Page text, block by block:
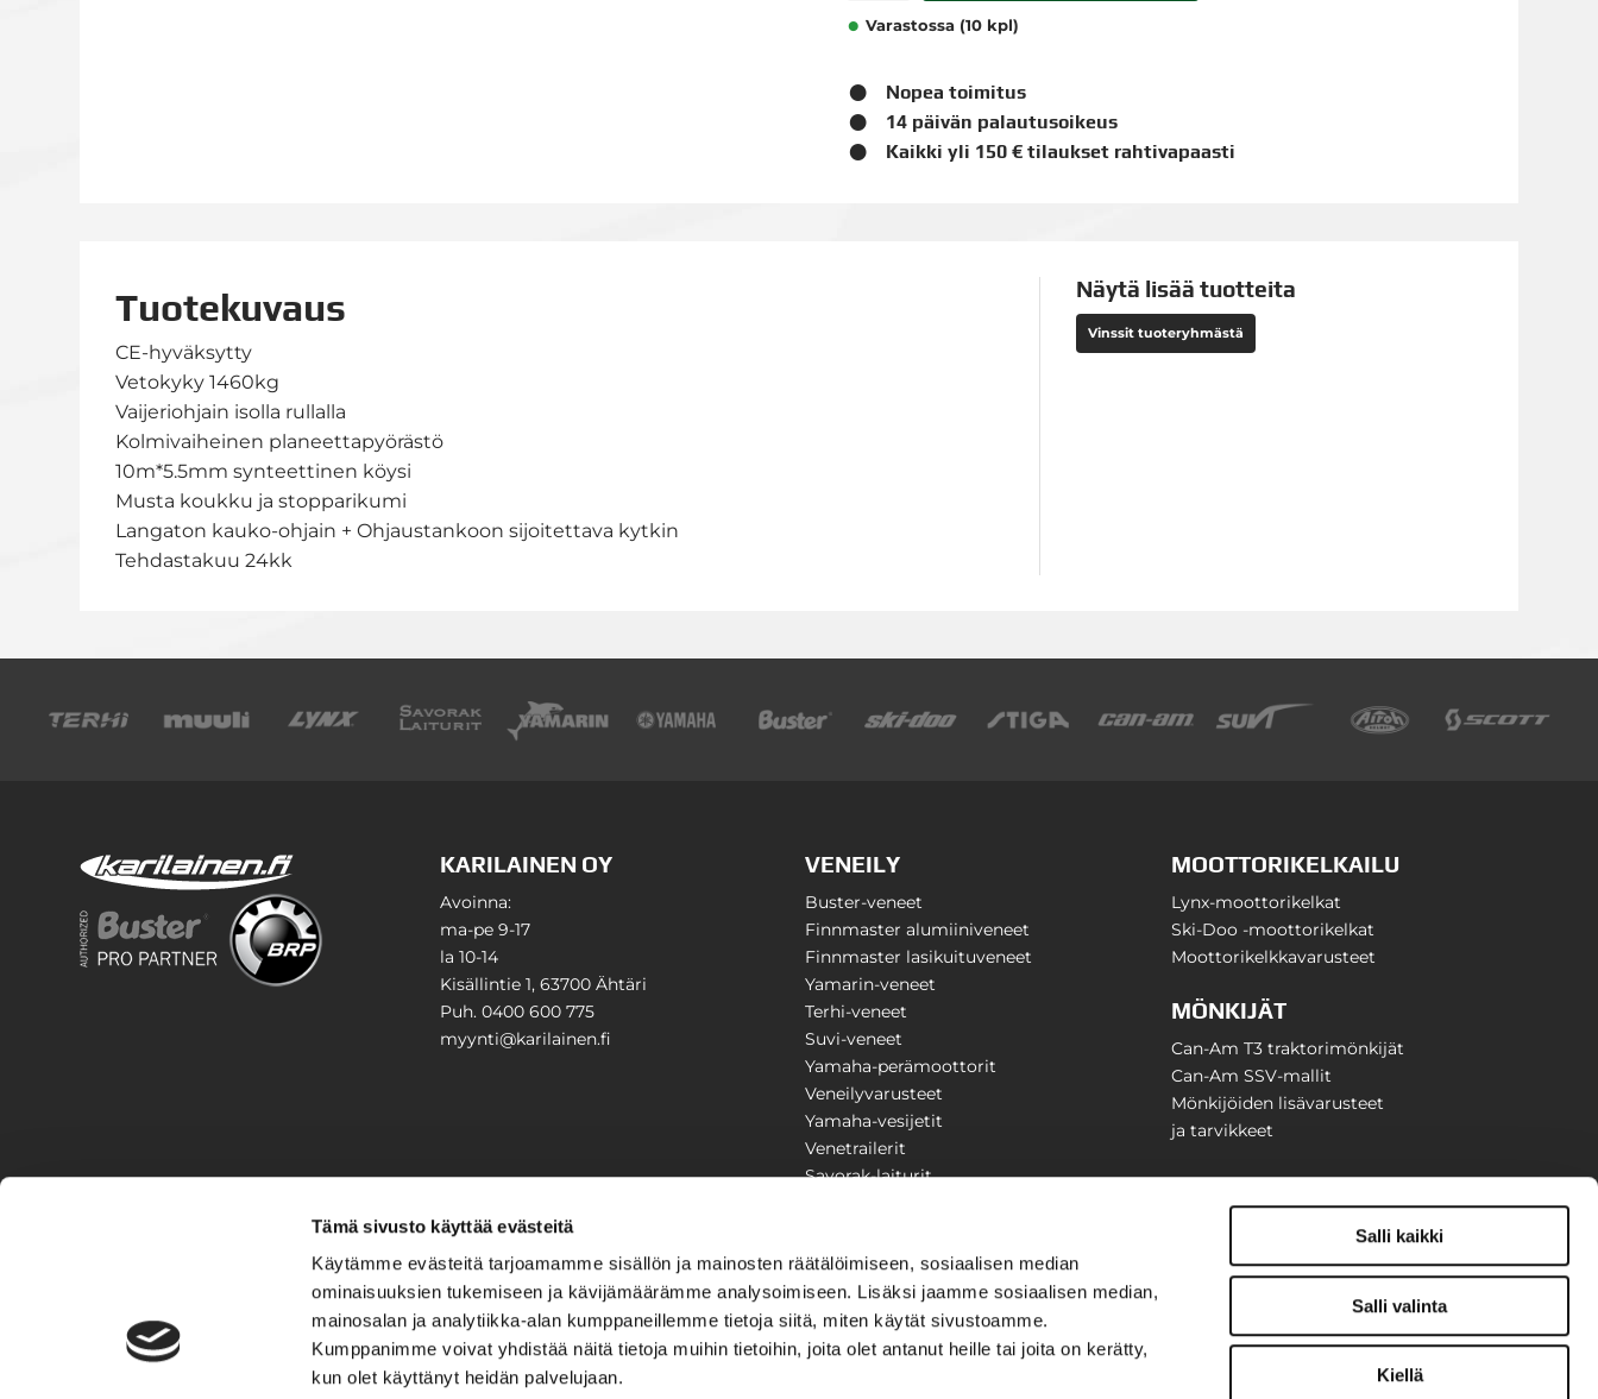
Tämä sivusto käyttää evästeitä
Käytämme evästeitä tarjoamamme sisällön ja mainosten räätälöimiseen, sosiaalisen median
ominaisuuksien tukemiseen ja kävijämäärämme analysoimiseen. Lisäksi jaamme sosiaalisen median,
mainosalan ja analytiikka-alan kumppaneillemme tietoja siitä, miten käytät sivustoamme.
Kumppanimme voivat yhdistää näitä tietoja muihin tietoihin, joita olet antanut heille tai joita on kerätty,
kun olet käyttänyt heidän palvelujaan.
Salli kaikki
Salli valinta
Kiellä
Varastossa (10 kpl)
Nopea toimitus
14 päivän palautusoikeus
Kaikki yli 150 € tilaukset rahtivapaasti
Tuotekuvaus
CE-hyväksytty
Vetokyky 1460kg
Vaijeriohjain isolla rullalla
Kolmivaiheinen planeettapyörästö
10m*5.5mm synteettinen köysi
Musta koukku ja stopparikumi
Langaton kauko-ohjain + Ohjaustankoon sijoitettava kytkin
Tehdastakuu 24kk
Näytä lisää tuotteita
Vinssit tuoteryhmästä
KARILAINEN OY
Avoinna:
ma-pe 9-17
la 10-14
Kisällintie 1, 63700 Ähtäri
Puh. 0400 600 775
myynti@karilainen.fi
VENEILY
Buster-veneet
Finnmaster alumiiniveneet
Finnmaster lasikuituveneet
Yamarin-veneet
Terhi-veneet
Suvi-veneet
Yamaha-perämoottorit
Veneilyvarusteet
Yamaha-vesijetit
Venetrailerit
Savorak-laiturit
MOOTTORIKELKAILU
Lynx-moottorikelkat
Ski-Doo -moottorikelkat
Moottorikelkkavarusteet
MÖNKIJÄT
Can-Am T3 traktorimönkijät
Can-Am SSV-mallit
Mönkijöiden lisävarusteet
ja tarvikkeet
PIHA & PUUTARHA
Stiga
VAIHTOLAITTEET
Veneet
Kelkat ja mönkijät
Yritysesittely
Yhteystiedot
Huolto ja korjaamo
Ajankohtaista